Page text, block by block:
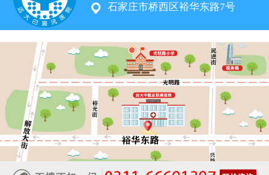
石家庄市桥西区裕华东路7号